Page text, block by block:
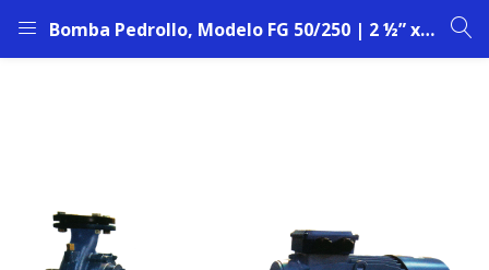
Bomba Pedrollo, Modelo FG 50/250 | 2 ½” x 2” | 4 HP | 1450 RPM | Curva (AR)